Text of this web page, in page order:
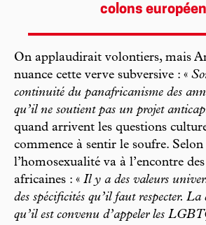
colons
On applaudirait volontiers, mais
nuance cette verve subversive : «
continuité du panafricanisme des
qu’il ne soutient pas un projet
quand arrivent les questions
commence à sentir le soufre.
l’homosexualité va à l’encontre
africaines : « Il y a des valeurs
des spécificités qu’il faut respecter. La
qu’il est convenu d’appeler les